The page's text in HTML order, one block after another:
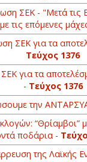
ΣΕΚ - "Μετά τις
τις επόμενες
ΣΕΚ για τα
Τεύχος 1376
για τα
- Τεύχος 1376
την
“Θρίαμβοι”
ποδάρια -
της Λαϊκής